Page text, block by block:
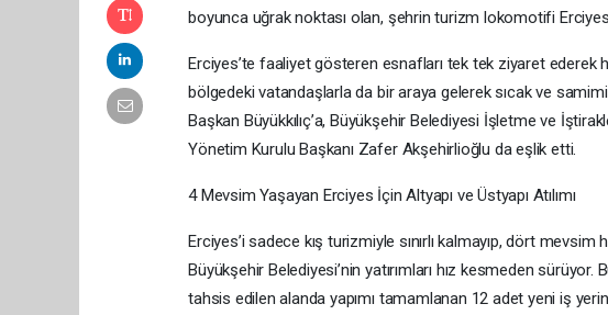
boyunca uğrak noktası olan, şehrin turizm lokomotifi
Erciyes’te faaliyet gösteren esnafları tek tek ziyaret ederek
bölgedeki vatandaşlarla da bir araya gelerek sıcak ve
Başkan Büyükkılıç’a, Büyükşehir Belediyesi İşletme ve
Yönetim Kurulu Başkanı Zafer Akşehirlioğlu da eşlik etti.
4 Mevsim Yaşayan Erciyes İçin Altyapı ve Üstyapı Atılımı
Erciyes’i sadece kış turizmiyle sınırlı kalmayıp, dört
Büyükşehir Belediyesi’nin yatırımları hız kesmeden
tahsis edilen alanda yapımı tamamlanan 12 adet yeni iş